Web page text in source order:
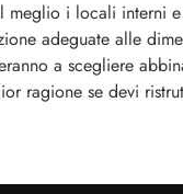
meglio i locali interni
adeguate alle
a scegliere
ragione se devi